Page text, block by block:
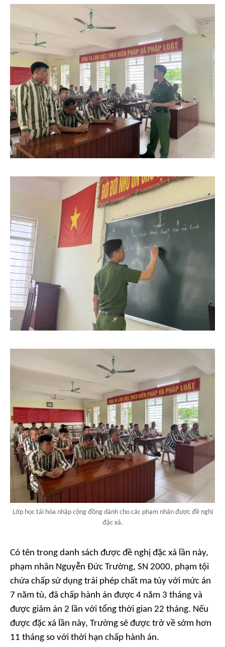
Lớp học tái hòa nhập cộng đồng dành cho các phạm nhân được đề nghị
đặc xá.
Có tên trong danh sách được đề nghị đặc xá lần này,
phạm nhân Nguyễn Đức Trường, SN 2000, phạm tội
chứa chấp sử dụng trái phép chất ma túy với mức án
7 năm tù, đã chấp hành án được 4 năm 3 tháng và
được giảm án 2 lần với tổng thời gian 22 tháng. Nếu
được đặc xá lần này, Trường sẽ được trở về sớm hơn
11 tháng so với thời hạn chấp hành án.